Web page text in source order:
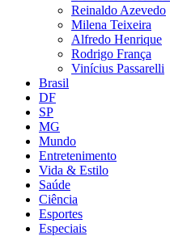
Reinaldo Azevedo
Milena Teixeira
Alfredo Henrique
Rodrigo França
Vinícius Passarelli
Brasil
DF
SP
MG
Mundo
Entretenimento
Vida & Estilo
Saúde
Ciência
Esportes
Especiais